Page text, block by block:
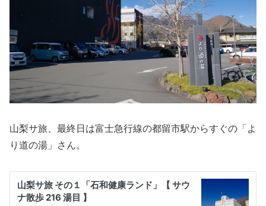
山梨サ旅、最終日は富士急行線の都留市駅からすぐの「よ
り道の湯」さん。